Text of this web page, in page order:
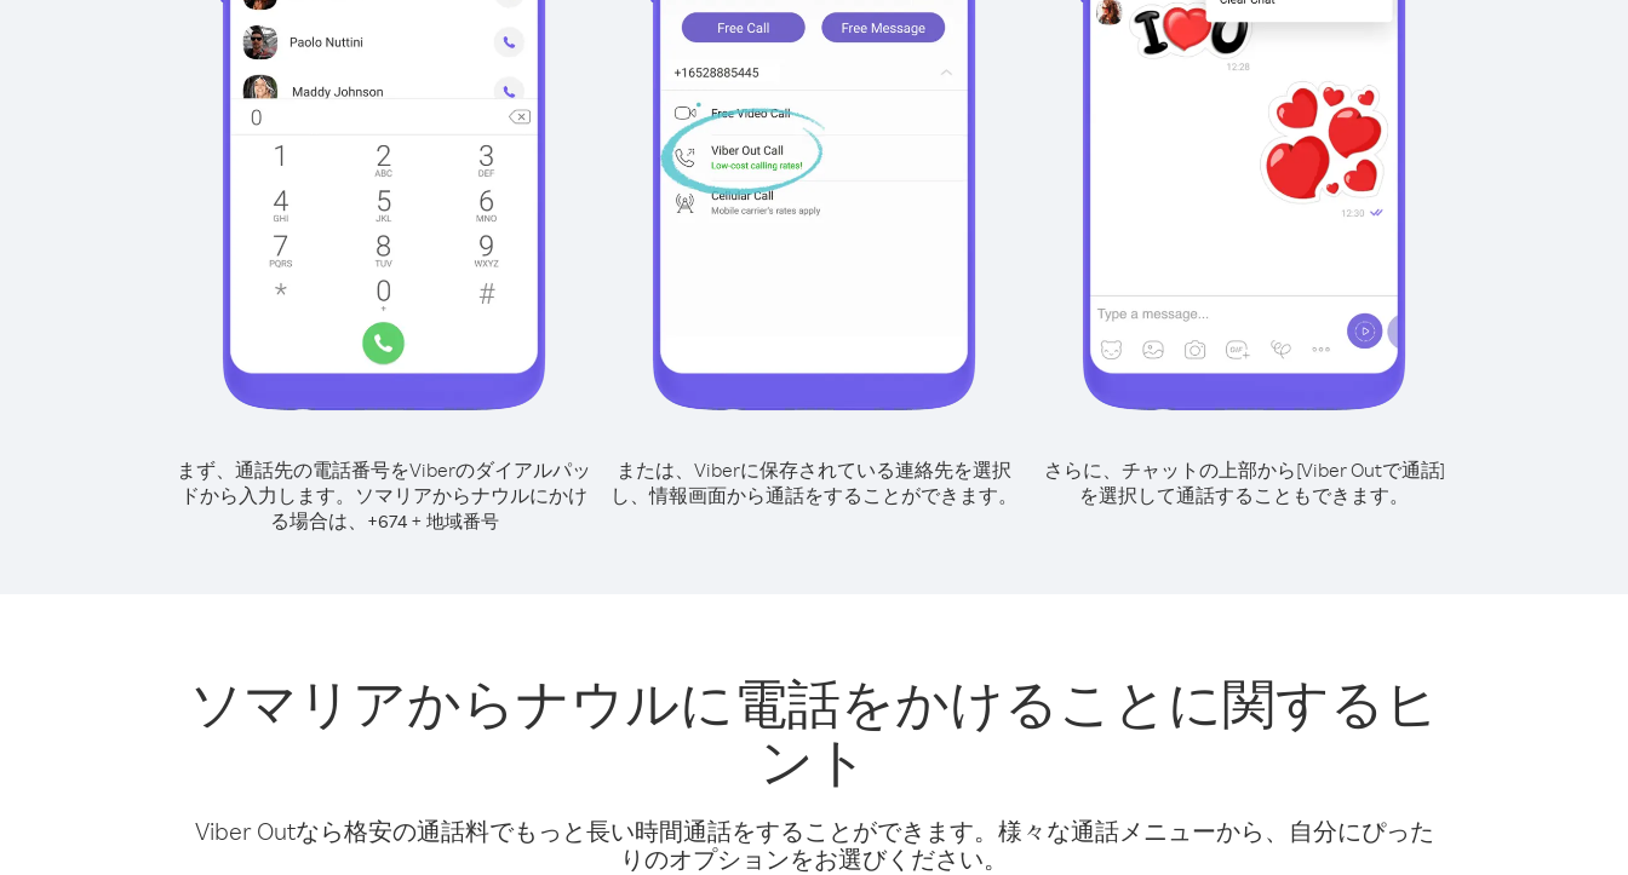
まず、通話先の電話番号をViberのダイアルパッ
ドから入力します。 ソマリアからナウルにかけ
る場合は、
+674+ 地域番号
または、Viberに保存されている連絡先を選択
し、情報画面から通話をすることができます。
さらに、チャットの上部から[Viber Outで通話]
を選択して通話することもできます。
ソマリアからナウルに電話をかけることに関するヒ
ント
Viber Outなら格安の通話料でもっと長い時間通話をすることができます。様々な通話メニューから、自分にぴった
りのオプションをお選びください。